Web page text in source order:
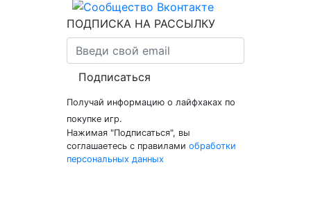
ПОДПИСКА НА РАССЫЛКУ
Подписаться
Получай информацию о лайфхаках по
покупке игр.
Нажимая "Подписаться", вы
соглашаетесь с правилами обработки
персональных данных